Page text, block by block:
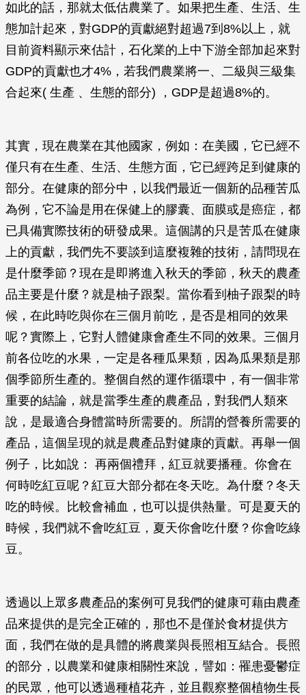
如此的話，那就太低估農業了。如果把生產、生活、生
態加計起來，對GDP的貢獻絕對超過7到8%以上，就
目前資料顯示來估計，石化業的上中下游全部加起來對
GDP的貢獻也才4%，若我們農業將一、二級與三級集
合起來( 生產 、生態的部分) ，GDP是超過8%的。
其實，現在農業在其他國家，例如：在美國，它已經不
僅只有在生產、生活、生態方面，它已經跨足到健康的
部分。在健康的部分中，以我們最近一個新的品種苦瓜
為例，它不論是用在保健上的膠囊、面膜或是癌症，都
已具備實際技術的研發成果。這個講的只是苦瓜在健康
上的貢獻，我們先不要談到這麼複雜的技術，請問現在
是什麼季節？現在是即將進入秋天的季節，秋天的農產
品主要是什麼？就是柚子跟梨。當你看到柚子跟梨的時
候，在此時吃與你在三個月前吃，是否是相同的效果
呢？實際上，它對人體健康會產生不同的效果。三個月
前各位吃的水果，一定是各種瓜果類，因為瓜果類是那
個季節所生產的。整個自然的運作循環中，有一個非常
重要的結論，就是當季生產的農產品，對我們人類來
說，是最適合身體當時所需要的。所謂的營養所需要的
產品，這個呈現的就是農產品對健康的貢獻。再舉一個
例子，比如說： 再兩個禮拜，紅豆就要播種。你會在
何時吃紅豆呢？紅豆大部分都在冬天吃。為什麼？冬天
吃的時候。比較會補血，也可以提供熱量。可是夏天的
時候，我們就不會吃紅豆，夏天你會吃什麼？你會吃綠
豆。
透過以上眾多農產品的案例可見我們的健康可藉由農產
品來提供的是完全正確的，那也不是僅於食材提供方
面，我們在做的是具體的將農業與長照相互結合。長照
的部分，以農業和健康相關性來說，譬如：罹患憂鬱症
的民眾，他可以透過種植花卉，並且觀察整個植物生長